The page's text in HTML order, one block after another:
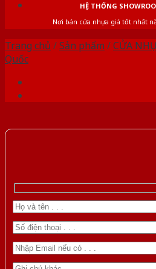
HỆ THỐNG
Nơi bán cửa nhựa giá tốt nhất
Trang chủ /Sản phẩm /CỬA
Quốc